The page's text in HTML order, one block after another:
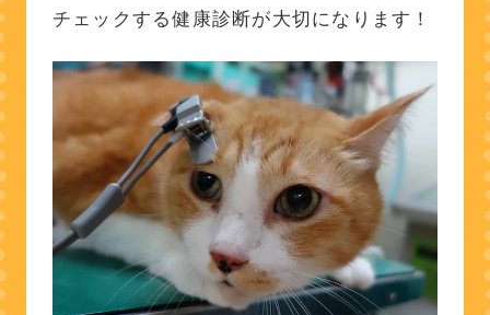
チェックする健康診断が大切になります！